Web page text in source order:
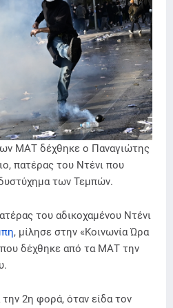
ΜΑΤ δέχθηκε ο Παναγιώτης
πατέρας του Ντένι που
των Τεμπών.
του αδικοχαμένου Ντένι
, μίλησε στην «Κοινωνία Ώρα
που δέχθηκε από τα ΜΑΤ την
2η φορά, όταν είδα τον